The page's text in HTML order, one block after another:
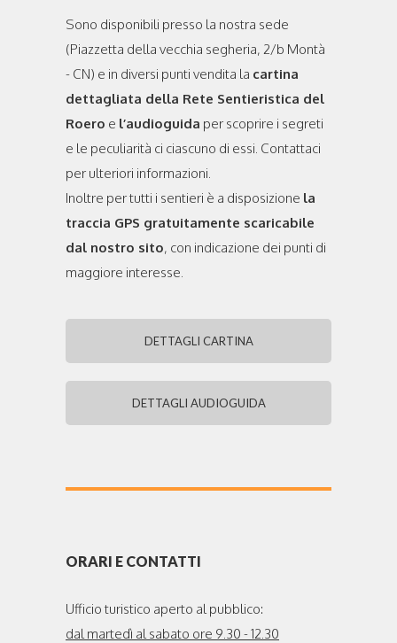
Sono disponibili presso la nostra sede
(Piazzetta della vecchia segheria, 2/b Montà
- CN) e in diversi punti vendita la cartina
dettagliata della Rete Sentieristica del
Roero e l’audioguida per scoprire i segreti
e le peculiarità ci ciascuno di essi. Contattaci
per ulteriori informazioni.
Inoltre per tutti i sentieri è a disposizione la
traccia GPS gratuitamente scaricabile
dal nostro sito, con indicazione dei punti di
maggiore interesse.
DETTAGLI CARTINA
DETTAGLI AUDIOGUIDA
ORARI E CONTATTI
Ufficio turistico aperto al pubblico:
dal martedì al sabato ore 9.30 - 12.30